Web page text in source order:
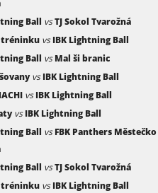
Ball vsTJ Sokol Tvarožná
tréninku vs IBK Lightning Ball
Ball vs Mal ši branic
vs IBK Lightning Ball
vs IBK Lightning Ball
vs IBK Lightning Ball
Ball vs FBK Panthers Městečko
Ball vsTJ Sokol Tvarožná
tréninku vs IBK Lightning Ball